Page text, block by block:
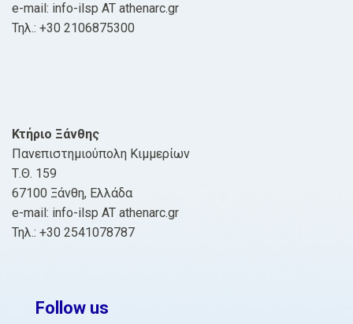
e-mail: info-ilsp AT athenarc.gr
Τηλ.: +30 2106875300
Κτήριο Ξάνθης
Πανεπιστημιούπολη Κιμμερίων
Τ.Θ. 159
67100 Ξάνθη, Ελλάδα
e-mail: info-ilsp AT athenarc.gr
Τηλ.: +30 2541078787
Follow us